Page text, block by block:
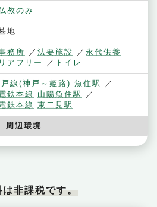
教のみ
地
務所 法要施設
永代供養
アフリー
トイレ
線(神戸～姫路) 魚住駅
鉄本線
山陽魚住駅
鉄本線 東二見駅
周辺環境
非課税です。